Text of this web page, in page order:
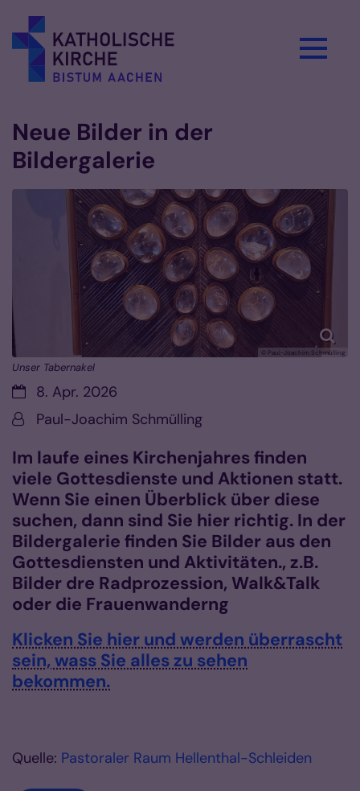
Neue Bilder in der
Bildergalerie
© Paul-Joachim Schmülling
Unser Tabernakel
Datum:8. Apr. 2026
Von:Paul-Joachim Schmülling
Im laufe eines Kirchenjahres finden
viele Gottesdienste und Aktionen statt.
Wenn Sie einen Überblick über diese
suchen, dann sind Sie hier richtig. In der
Bildergalerie finden Sie Bilder aus den
Gottesdiensten und Aktivitäten., z.B.
Bilder dre Radprozession, Walk&Talk
oder die Frauenwanderng
Klicken Sie hier und werden überrascht
sein, wass Sie alles zu sehen
bekommen.
Quelle: Pastoraler Raum Hellenthal-Schleiden